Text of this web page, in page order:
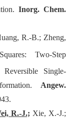
Inorg. Chem.
R.-B.; Zheng,
Two-Step
Single-
Angew.
R.-J.; Xie, X.-J.;